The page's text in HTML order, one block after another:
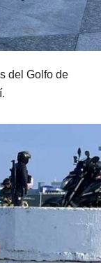
del Golfo de